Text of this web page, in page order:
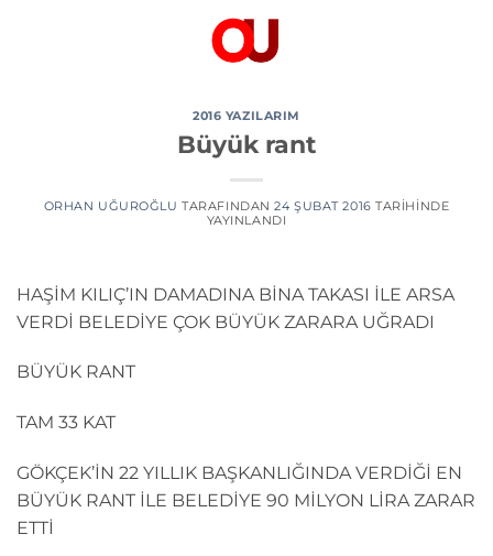
2016 YAZILARIM
Büyük rant
ORHAN UĞUROĞLU TARAFINDAN 24 ŞUBAT 2016 TARIHINDE
YAYINLANDI
HAŞİM KILIÇ’IN DAMADINA BİNA TAKASI İLE ARSA
VERDİ BELEDİYE ÇOK BÜYÜK ZARARA UĞRADI
BÜYÜK RANT
TAM 33 KAT
GÖKÇEK’İN 22 YILLIK BAŞKANLIĞINDA VERDİĞİ EN
BÜYÜK RANT İLE BELEDİYE 90 MİLYON LİRA ZARAR
ETTİ